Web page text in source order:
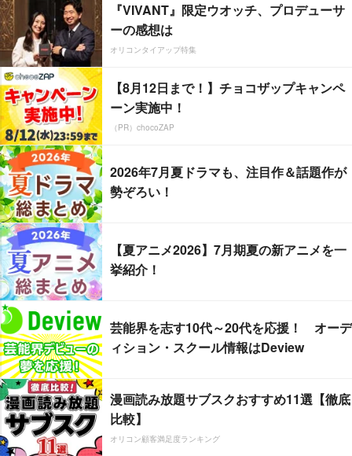
『VIVANT』限定ウオッチ、プロデューサ
ーの感想は
オリコンタイアップ特集
【8月12日まで！】チョコザップキャンペ
ーン実施中！
（PR）chocoZAP
2026年7月夏ドラマも、注目作＆話題作が
勢ぞろい！
【夏アニメ2026】7月期夏の新アニメを一
挙紹介！
芸能界を志す10代～20代を応援！ オーデ
ィション・スクール情報はDeview
漫画読み放題サブスクおすすめ11選【徹底
比較】
オリコン顧客満足度ランキング